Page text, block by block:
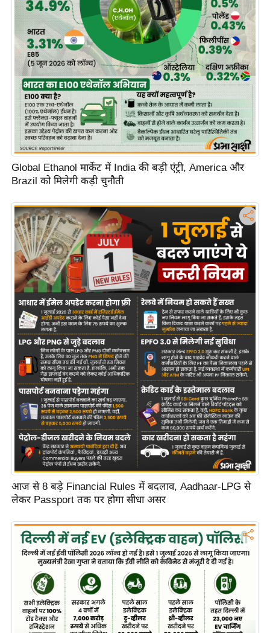
Global Ethanol मार्केट में India की बड़ी एंट्री, America और
Brazil को मिलेगी कड़ी चुनौती
आज से 8 बड़े Financial Rules में बदलाव, Aadhaar-LPG से
लेकर Passport तक पर होगा सीधा असर